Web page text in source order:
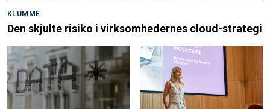
KLUMME
Den skjulte risiko i virksomhedernes cloud-strategi